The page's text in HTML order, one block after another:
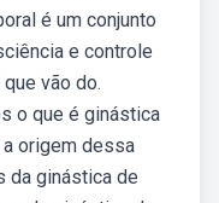
é um conjunto
e controle
vão do.
o que é ginástica
origem dessa
da ginástica de